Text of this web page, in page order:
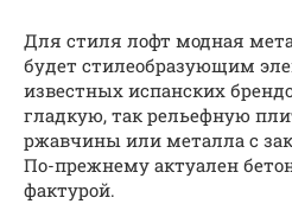
Для стиля лофт модная
будет стилеобразующим
известных испанских
гладкую, так рельефную
ржавчины или металла с
По-прежнему актуален
фактурой.